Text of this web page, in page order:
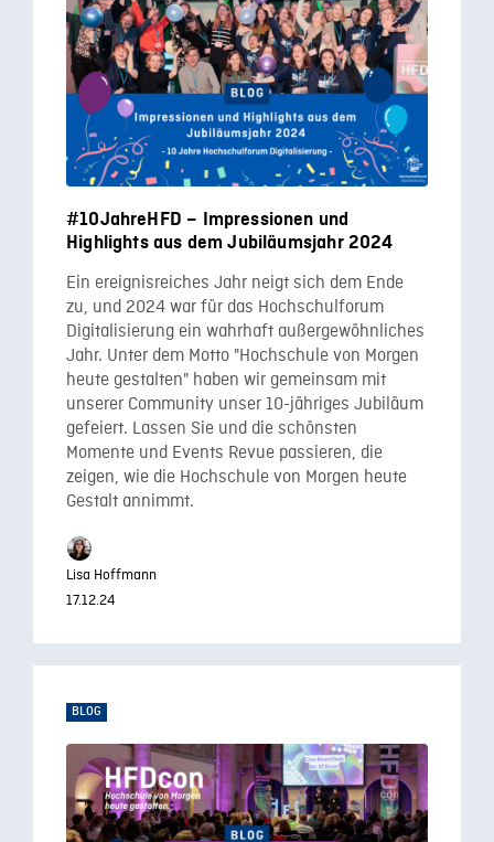
#10JahreHFD – Impressionen und
Highlights aus dem Jubiläumsjahr 2024
Ein ereignisreiches Jahr neigt sich dem Ende
zu, und 2024 war für das Hochschulforum
Digitalisierung ein wahrhaft außergewöhnliches
Jahr. Unter dem Motto "Hochschule von Morgen
heute gestalten" haben wir gemeinsam mit
unserer Community unser 10-jähriges Jubiläum
gefeiert. Lassen Sie und die schönsten
Momente und Events Revue passieren, die
zeigen, wie die Hochschule von Morgen heute
Gestalt annimmt.
Lisa Hoffmann
17.12.24
BLOG